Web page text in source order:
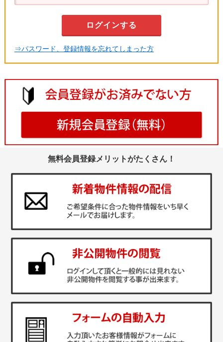
⇒パスワード、登録情報を忘れてしまった方
無料会員登録メリットがたくさん！